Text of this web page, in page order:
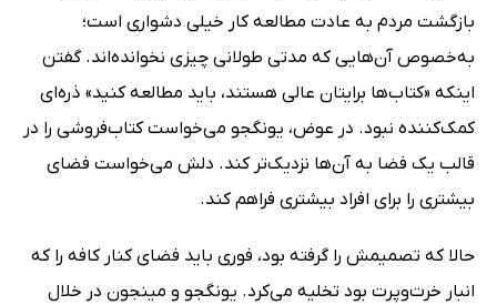
بازگشت مردم به عادت مطالعه کار خیلی دشواری است؛
به‌خصوص آن‌هایی که مدتی طولانی چیزی نخوانده‌اند. گفتن
اینکه «کتاب‌ها برایتان عالی هستند، باید مطالعه کنید» ذره‌ای
کمک‌کننده نبود. در عوض، یونگجو می‌خواست کتاب‌فروشی را در
قالب یک فضا به آن‌ها نزدیک‌تر کند. دلش می‌خواست فضای
بیشتری را برای افراد بیشتری فراهم کند.
حالا که تصمیمش را گرفته بود، فوری‌ باید فضای کنار کافه را که
انبار خرت‌وپرت بود تخلیه می‌کرد. یونگجو و مینجون در خلال